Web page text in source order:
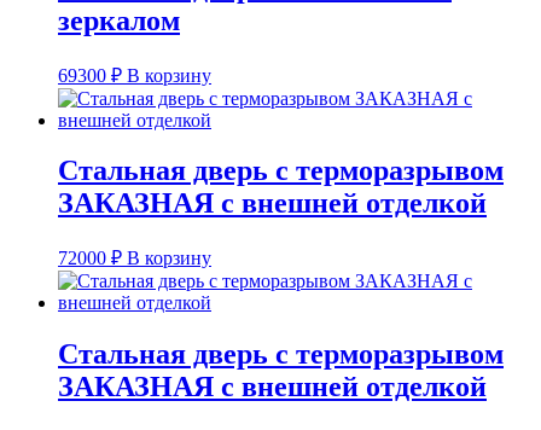
зеркалом
69300 ₽ В корзину
Стальная дверь с терморазрывом
ЗАКАЗНАЯ с внешней отделкой
72000 ₽ В корзину
Стальная дверь с терморазрывом
ЗАКАЗНАЯ с внешней отделкой